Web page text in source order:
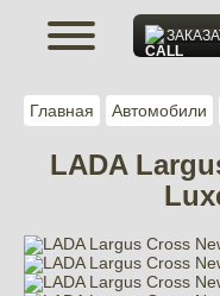
Главная Автомобили
LADA